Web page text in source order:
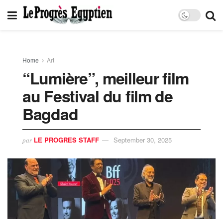
Home Art
“Lumière”, meilleur film
au Festival du film de
Bagdad
par LE PROGRES STAFF September 30, 2025